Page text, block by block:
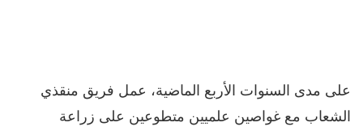
على مدى السنوات الأربع الماضية، عمل فريق منقذي
الشعاب مع غواصين علميين متطوعين على زراعة